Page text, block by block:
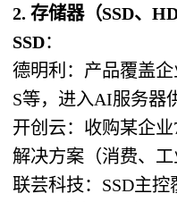
2. 存储器（SSD、
SSD：
德明利：产品覆盖企
S等，进入AI服务器
开创云：收购某企
解决方案（消费、工
联芸科技：SSD主控